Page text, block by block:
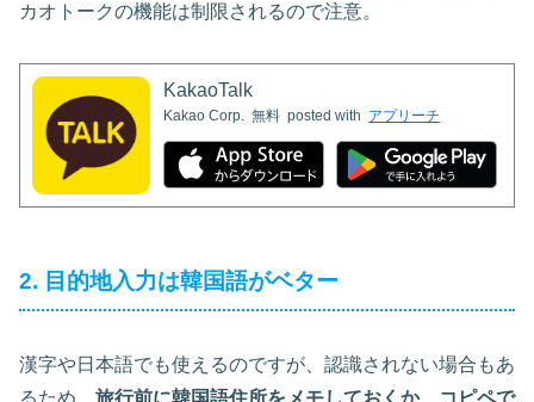
カオトークの機能は制限されるので注意。
KakaoTalk
Kakao Corp. 無料 posted with アプリーチ
2. 目的地入力は韓国語がベター
漢字や日本語でも使えるのですが、認識されない場合もあ